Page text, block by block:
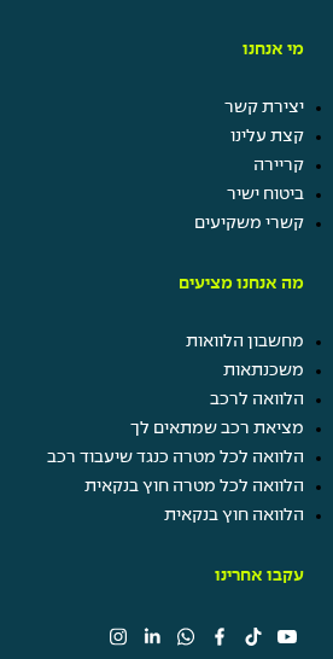
מי אנחנו
יצירת קשר
קצת עלינו
קריירה
ביטוח ישיר
קשרי משקיעים
מה אנחנו מציעים
מחשבון הלוואות
משכנתאות
הלוואה לרכב
מציאת רכב שמתאים לך
הלוואה לכל מטרה כנגד שיעבוד רכב
הלוואה לכל מטרה חוץ בנקאית
הלוואה חוץ בנקאית
עקבו אחרינו